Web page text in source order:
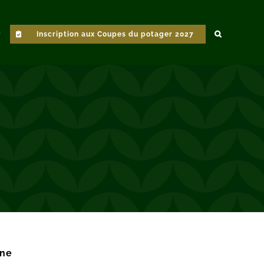
Inscription aux Coupes du potager 2027